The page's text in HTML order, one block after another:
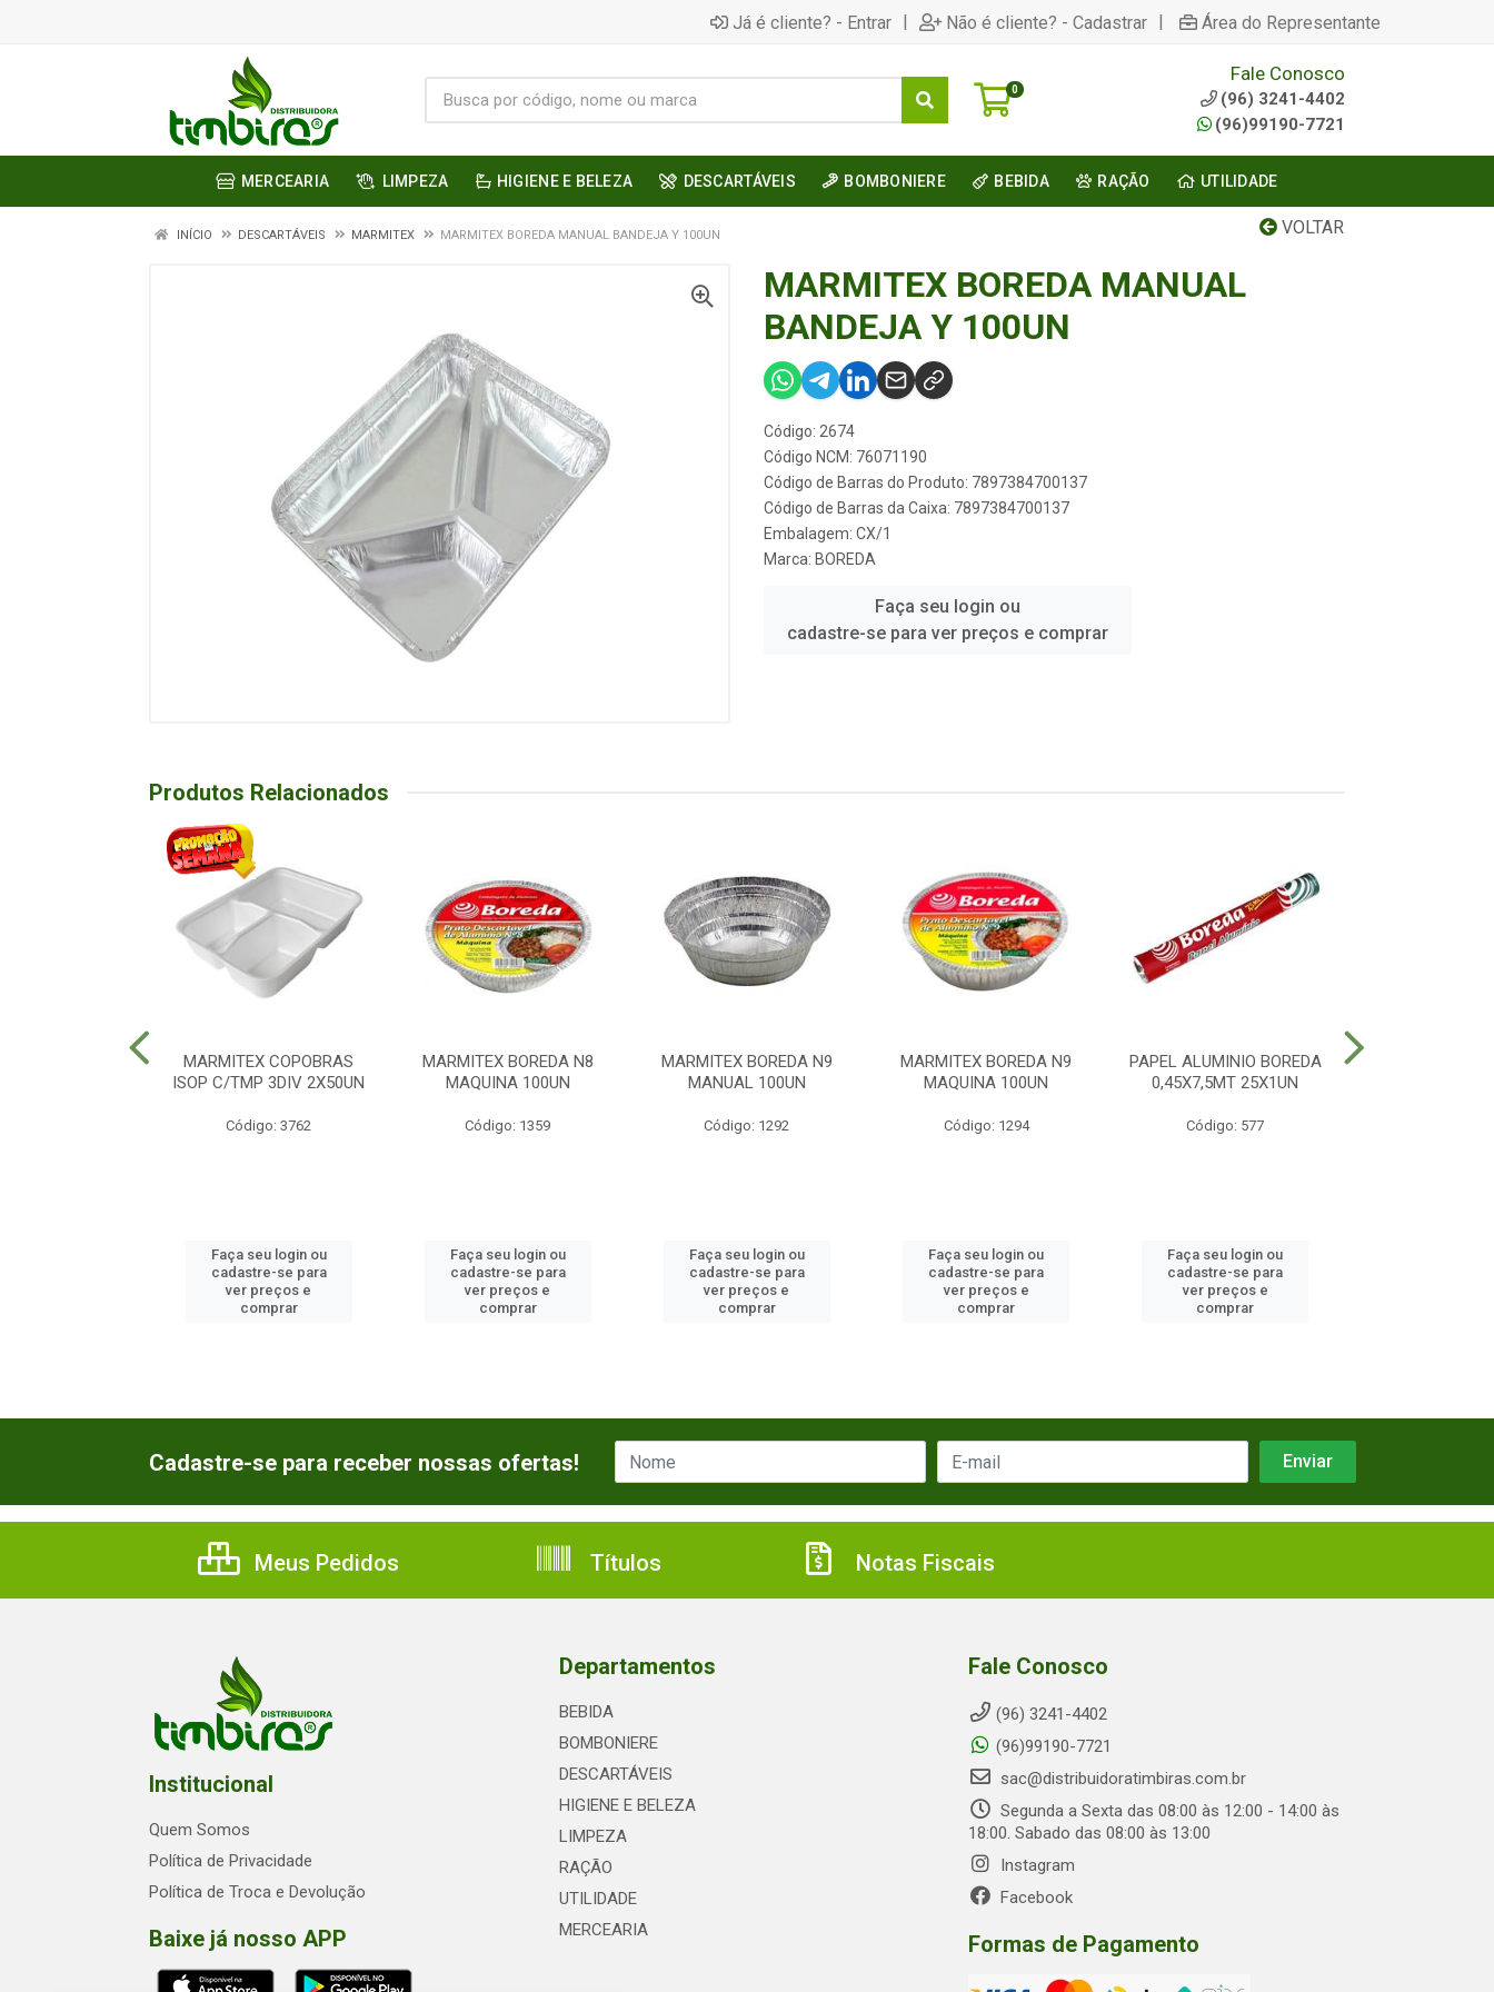
Já é cliente? - Entrar | Não é cliente? - Cadastrar | Área do Representante
0
Fale Conosco
(96) 3241-4402
(96)99190-7721
MERCEARIA LIMPEZA HIGIENE E BELEZA DESCARTÁVEIS BOMBONIERE BEBIDA RAÇÃO UTILIDADE
VOLTAR
INÍCIO DESCARTÁVEIS MARMITEX MARMITEX BOREDA MANUAL BANDEJA Y 100UN
MARMITEX BOREDA MANUAL
BANDEJA Y 100UN
Código: 2674
Código NCM: 76071190
Código de Barras do Produto: 7897384700137
Código de Barras da Caixa: 7897384700137
Embalagem: CX/1
Marca: BOREDA
Faça seu login ou
cadastre-se para ver preços e comprar
Produtos Relacionados
MARMITEX COPOBRAS
ISOP C/TMP 3DIV 2X50UN
Código: 3762
Faça seu login ou
cadastre-se para
ver preços e
comprar
MARMITEX BOREDA N8
MAQUINA 100UN
Código: 1359
Faça seu login ou
cadastre-se para
ver preços e
comprar
MARMITEX BOREDA N9
MANUAL 100UN
Código: 1292
Faça seu login ou
cadastre-se para
ver preços e
comprar
MARMITEX BOREDA N9
MAQUINA 100UN
Código: 1294
Faça seu login ou
cadastre-se para
ver preços e
comprar
PAPEL ALUMINIO BOREDA
0,45X7,5MT 25X1UN
Código: 577
Faça seu login ou
cadastre-se para
ver preços e
comprar
Cadastre-se para receber nossas ofertas!
Meus Pedidos Títulos Notas Fiscais
Institucional
Quem Somos
Política de Privacidade
Política de Troca e Devolução
Baixe já nosso APP
Departamentos
BEBIDA
BOMBONIERE
DESCARTÁVEIS
HIGIENE E BELEZA
LIMPEZA
RAÇÃO
UTILIDADE
MERCEARIA
Fale Conosco
(96) 3241-4402
(96)99190-7721
sac@distribuidoratimbiras.com.br
Segunda a Sexta das 08:00 às 12:00 - 14:00 às
18:00. Sabado das 08:00 às 13:00
Instagram
Facebook
Formas de Pagamento